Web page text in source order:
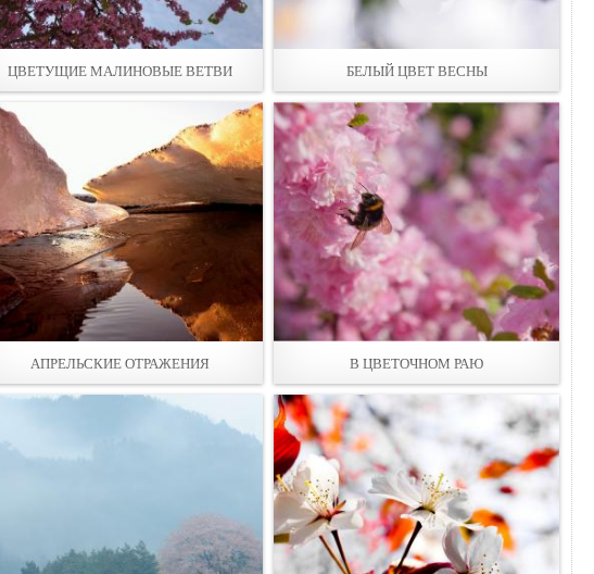
ЦВЕТУЩИЕ МАЛИНОВЫЕ ВЕТВИ БЕЛЫЙ ЦВЕТ ВЕСНЫ
АПРЕЛЬСКИЕ ОТРАЖЕНИЯ В ЦВЕТОЧНОМ РАЮ